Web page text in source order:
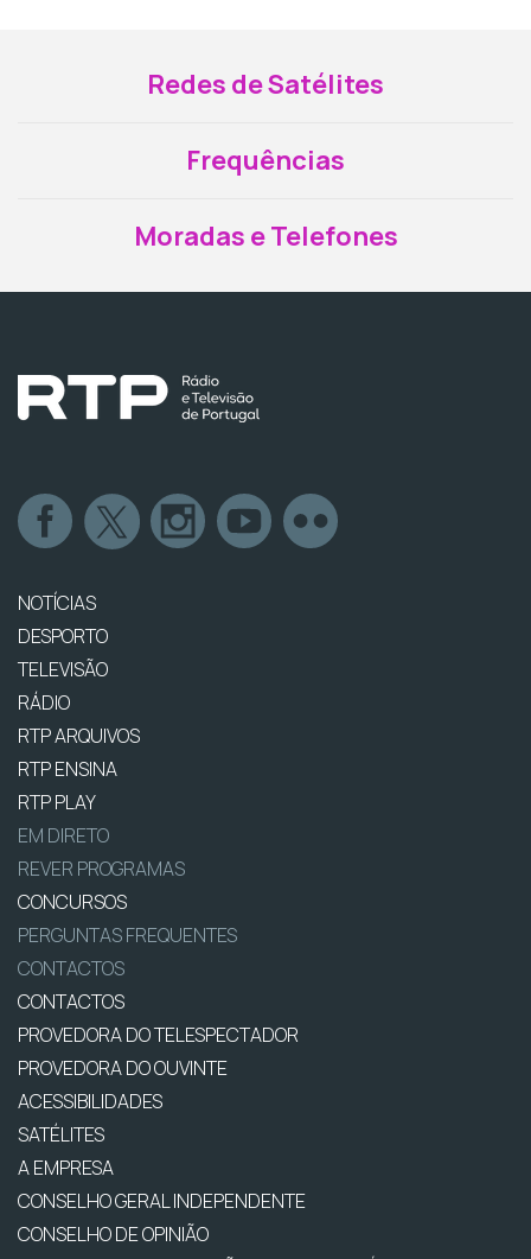
Redes de Satélites
Frequências
Moradas e Telefones
NOTÍCIAS
DESPORTO
TELEVISÃO
RÁDIO
RTP ARQUIVOS
RTP ENSINA
RTP PLAY
EM DIRETO
REVER PROGRAMAS
CONCURSOS
PERGUNTAS FREQUENTES
CONTACTOS
CONTACTOS
PROVEDORA DO TELESPECTADOR
PROVEDORA DO OUVINTE
ACESSIBILIDADES
SATÉLITES
A EMPRESA
CONSELHO GERAL INDEPENDENTE
CONSELHO DE OPINIÃO